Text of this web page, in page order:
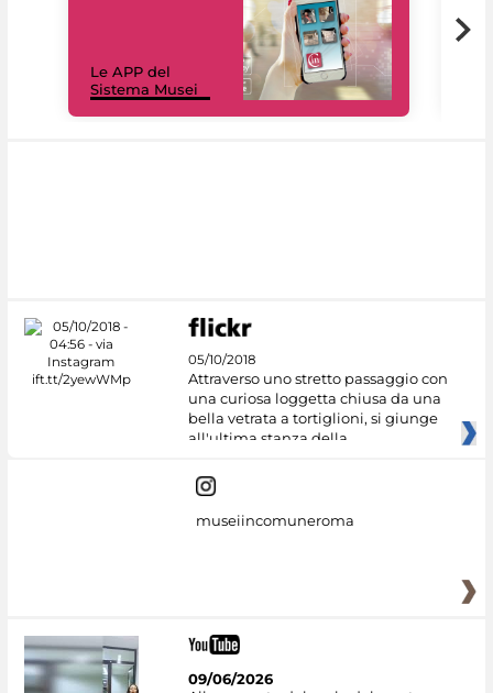
Le APP del
Sistema Musei
05/10/2018
Attraverso uno stretto passaggio con
una curiosa loggetta chiusa da una
bella vetrata a tortiglioni, si giunge
all'ultima stanza della
museiincomuneroma
09/06/2026